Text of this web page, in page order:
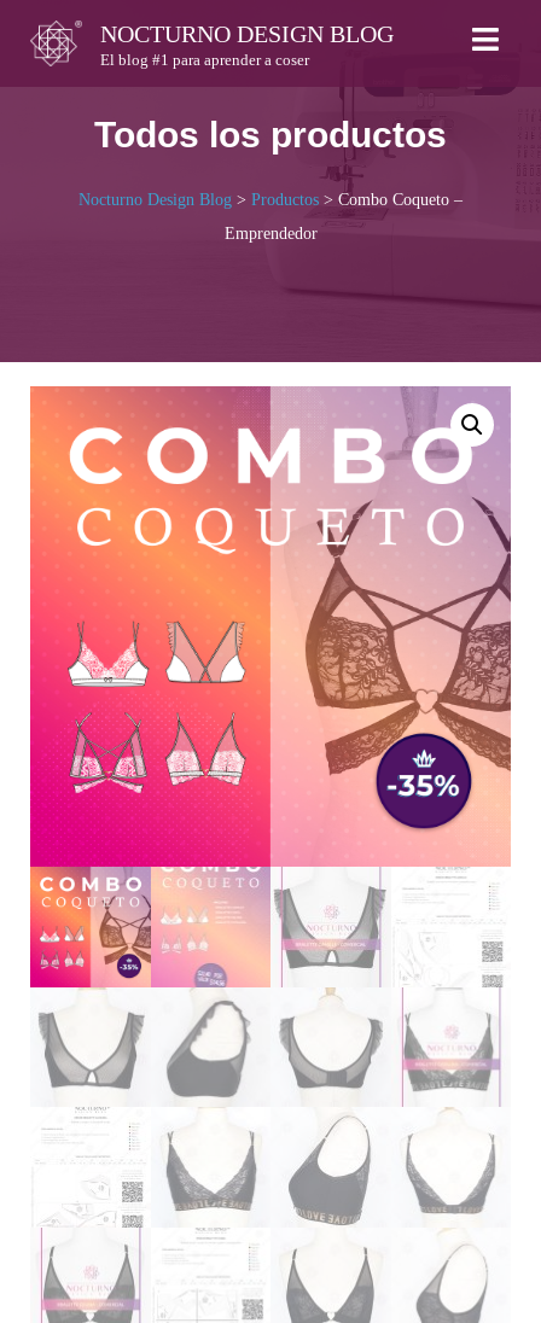
content
NOCTURNO DESIGN BLOG
El blog #1 para aprender a coser
Todos los productos
Nocturno Design Blog > Productos > Combo Coqueto –
Emprendedor